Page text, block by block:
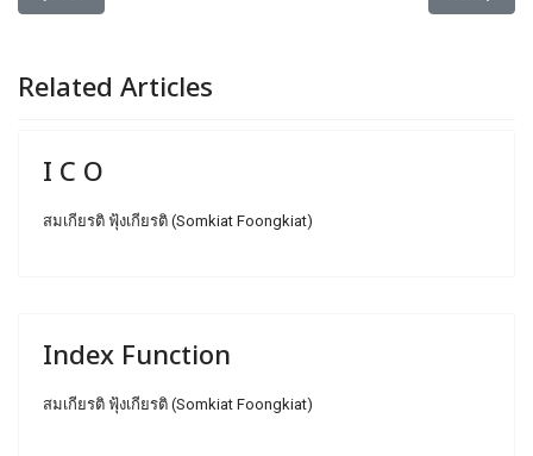
Related Articles
I C O
สมเกียรติ ฟุ้งเกียรติ (Somkiat Foongkiat)
Index Function
สมเกียรติ ฟุ้งเกียรติ (Somkiat Foongkiat)